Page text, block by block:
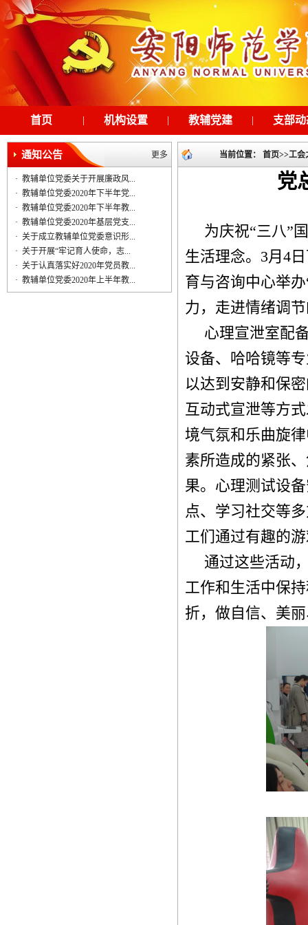
首页 | 机构设置 | 教辅党建 | 支部
更多
通知公告
· 教辅单位党委关于开展廉政风...
· 教辅单位党委2020年下半年党...
· 教辅单位党委2020年下半年教...
· 教辅单位党委2020年基层党支...
· 关于成立教辅单位党委意识形...
· 关于开展“牢记育人使命，志...
· 关于认真落实好2020年党员教...
· 教辅单位党委2020年上半年教...
当前位置： 首页>>工会
党
为庆祝“三八”
生活理念。 3月 4
育与咨询中心举
力，走进情绪调
心理宣泄室配
设备、哈哈镜等
以达到安静和保
互动式宣泄等方
境气氛和乐曲旋
素所造成的紧张
果。心理测试设
点、学习社交等
工们通过有趣的
通过这些活动
工作和生活中保
折，做自信、美